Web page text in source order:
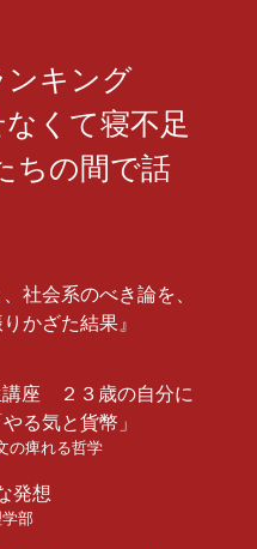
ンキング
くて寝不足
ちの間で話
社会系のべき論を、
かざた結果』
講座 ２３歳の自分に
る気と貨幣」
の痺れる哲学
発想
部